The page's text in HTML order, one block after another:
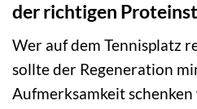
der richtigen
Wer auf dem Tennisplatz
sollte der Regeneration
Aufmerksamkeit